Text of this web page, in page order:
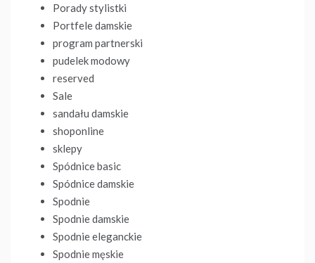
Porady stylistki
Portfele damskie
program partnerski
pudelek modowy
reserved
Sale
sandału damskie
shoponline
sklepy
Spódnice basic
Spódnice damskie
Spodnie
Spodnie damskie
Spodnie eleganckie
Spodnie męskie